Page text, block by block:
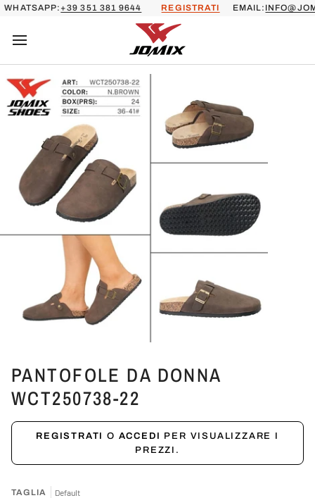
Salta
+39 351 381 9644 REGISTRATIEMAIL:
PANTOFOLE DA DONNA
WCT250738-22
REGISTRATI O ACCEDI
PER VISUALIZZARE I
PREZZI.
TAGLIA Default